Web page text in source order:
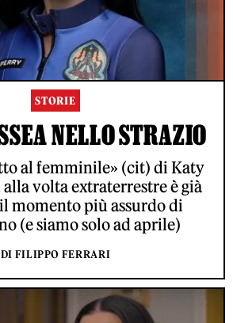
STORIE
NELLO STRAZIO
al femminile» (cit) di Katy
alla volta extraterrestre è già
momento più assurdo di
(e siamo solo ad aprile)
DI FILIPPO FERRARI